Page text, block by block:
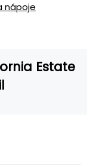
nápoje
Estate